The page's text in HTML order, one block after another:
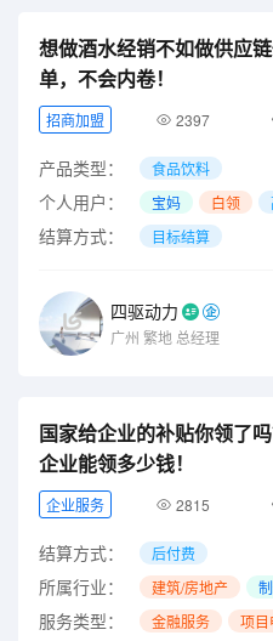
想做酒水经销不如做供应
单，不会内卷！
招商加盟 2397
产品类型： 食品饮料
个人用户： 宝妈 白领
结算方式： 目标结算
四驱动力
广州 繁地 总经理
国家给企业的补贴你领了
企业能领多少钱！
企业服务 2815
结算方式： 后付费
所属行业： 建筑/房地产
服务类型： 金融服务 项目